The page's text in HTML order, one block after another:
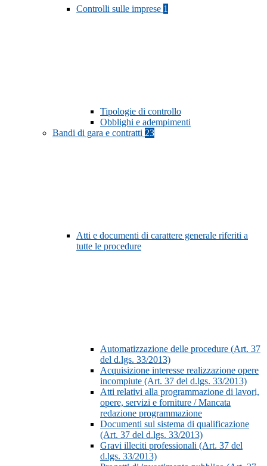
Controlli sulle imprese 1
Tipologie di controllo
Obblighi e adempimenti
Bandi di gara e contratti 23
Atti e documenti di carattere generale riferiti a
tutte le procedure
Automatizzazione delle procedure (Art. 37
del d.lgs. 33/2013)
Acquisizione interesse realizzazione opere
incompiute (Art. 37 del d.lgs. 33/2013)
Atti relativi alla programmazione di lavori,
opere, servizi e forniture / Mancata
redazione programmazione
Documenti sul sistema di qualificazione
(Art. 37 del d.lgs. 33/2013)
Gravi illeciti professionali (Art. 37 del
d.lgs. 33/2013)